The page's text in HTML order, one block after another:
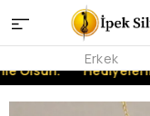
Olsun.
Erkek